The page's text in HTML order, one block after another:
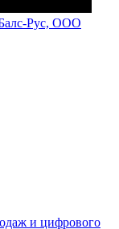
Рус, ООО
и цифрового